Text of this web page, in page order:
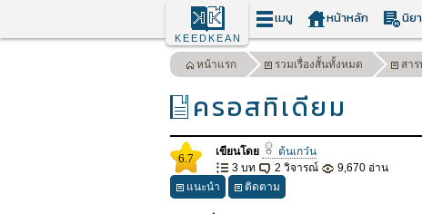
KEEDKEAN
เมนู หน้าหลัก นิย
หน้าแรก รวมเรื่องสั้นทั้งหมด สา
ครอสทิเดียม
6.7 เขียนโดย ต้นเกว๋น
3 บท
2 วิจารณ์ 9,670 อ่าน
แนะนำ
ติดตาม